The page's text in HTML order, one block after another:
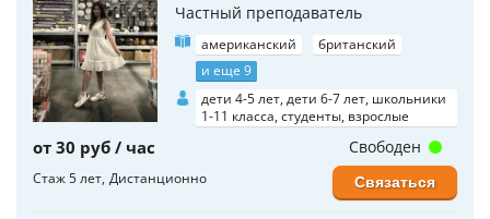
Частный преподаватель
американский
британский
и еще 9
дети 4-5 лет, дети 6-7 лет, школьники
1-11 класса, студенты, взрослые
от 30 руб / час
Стаж 5 лет Дистанционно
Свободен
Связаться